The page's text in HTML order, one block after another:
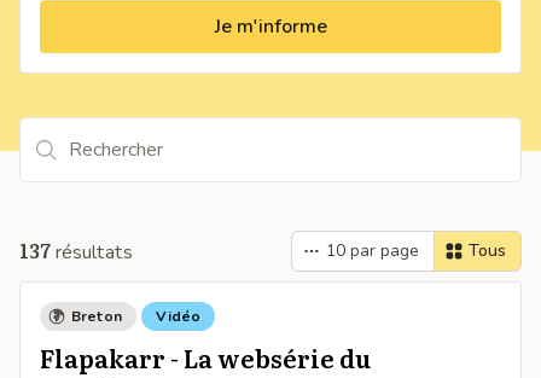
Je m'informe
Rechercher
137résultats 10 par page Tous
Breton Vidéo
Flapakarr - La websérie du